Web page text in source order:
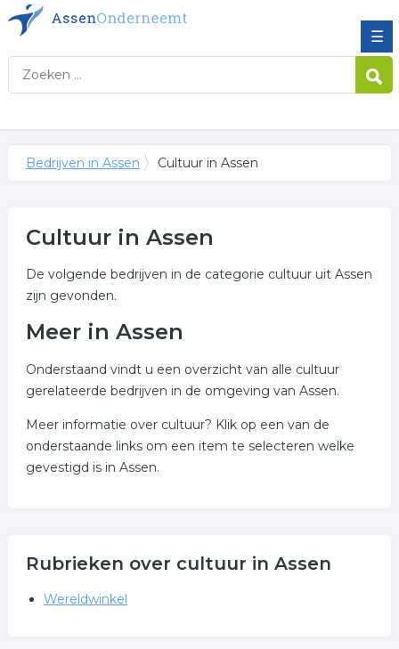
☰
Bedrijven in Assen Cultuur in Assen
Cultuur in Assen
De volgende bedrijven in de categorie cultuur uit Assen
zijn gevonden.
Meer in Assen
Onderstaand vindt u een overzicht van alle cultuur
gerelateerde bedrijven in de omgeving van Assen.
Meer informatie over cultuur? Klik op een van de
onderstaande links om een item te selecteren welke
gevestigd is in Assen.
Rubrieken over cultuur in Assen
Wereldwinkel